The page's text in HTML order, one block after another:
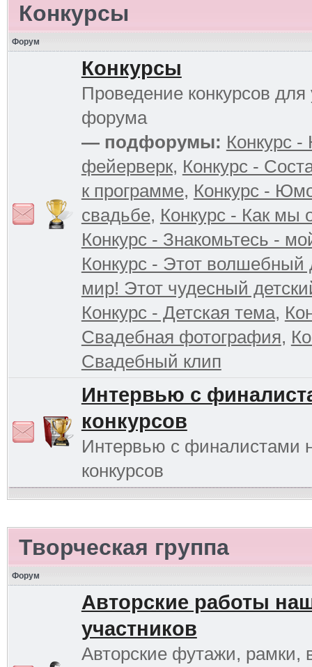
Конкурсы
Форум
Конкурсы
Проведение конкурсов для
форума
— подфорумы: Конкурс
фейерверк, Конкурс -
к программе, Конкурс -
свадьбе, Конкурс - Как мы
Конкурс - Знакомьтесь -
Конкурс - Этот волшебный
мир! Этот чудесный
Конкурс - Детская тема,
Свадебная фотография,
Свадебный клип
Интервью с
конкурсов
Интервью с финалистами
конкурсов
Творческая группа
Форум
Авторские работы
участников
Авторские футажи, рамки,